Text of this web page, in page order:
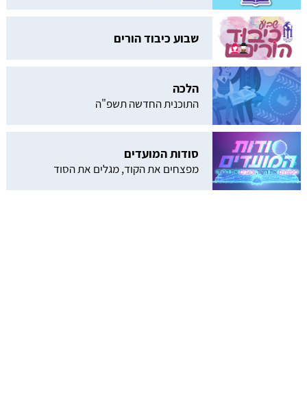
שבוע כיבוד הורים
הלכה
התוכנית החדשה תשפ"ה
סודות המועדים
מפצחים את הקוד, מגלים את הסוד